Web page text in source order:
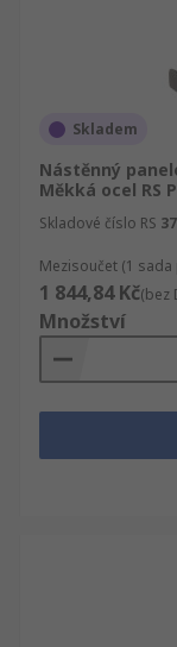
Skladem
Nástěnný
Měkká ocel RS
Skladové číslo RS
Mezisoučet (1 sada
1 844,84 Kč(bez
Množství